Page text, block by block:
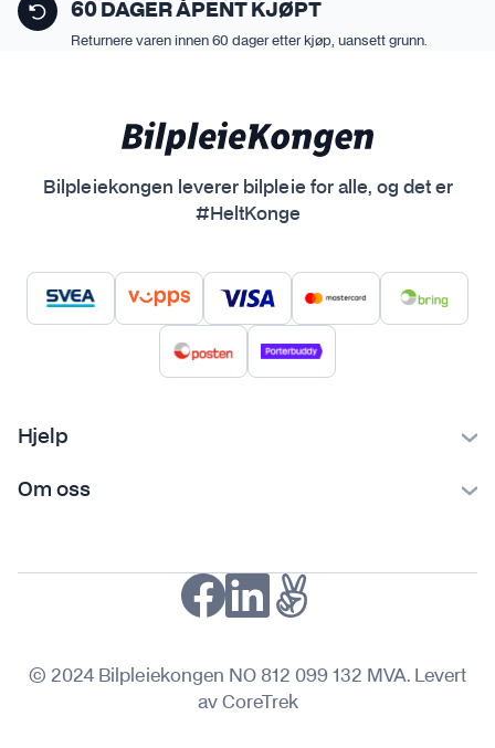
60 DAGER ÅPENT KJØPT
Returnere varen innen 60 dager etter kjøp, uansett grunn.
Bilpleiekongen leverer bilpleie for alle, og det er
#HeltKonge
Hjelp
Ofte stilte spørsmål
Om oss
Personvern
© 2024 Bilpleiekongen NO 812 099 132 MVA. Levert
av CoreTrek